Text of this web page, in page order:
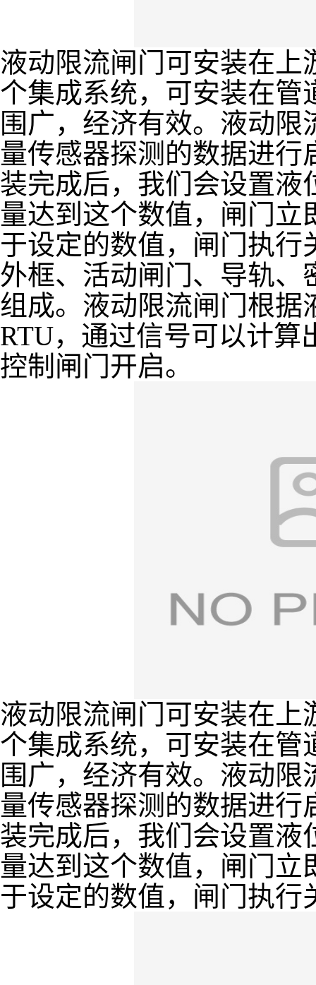
液动限流闸门可安装在
个集成系统，可安装在管
围广，经济有效。液动
量传感器探测的数据进
装完成后，我们会设置液
量达到这个数值，闸门
于设定的数值，闸门执
外框、活动闸门、导轨、
组成。液动限流闸门根据
RTU，通过信号可以计
控制闸门开启。
液动限流闸门可安装在
个集成系统，可安装在管
围广，经济有效。液动
量传感器探测的数据进
装完成后，我们会设置液
量达到这个数值，闸门
于设定的数值，闸门执行